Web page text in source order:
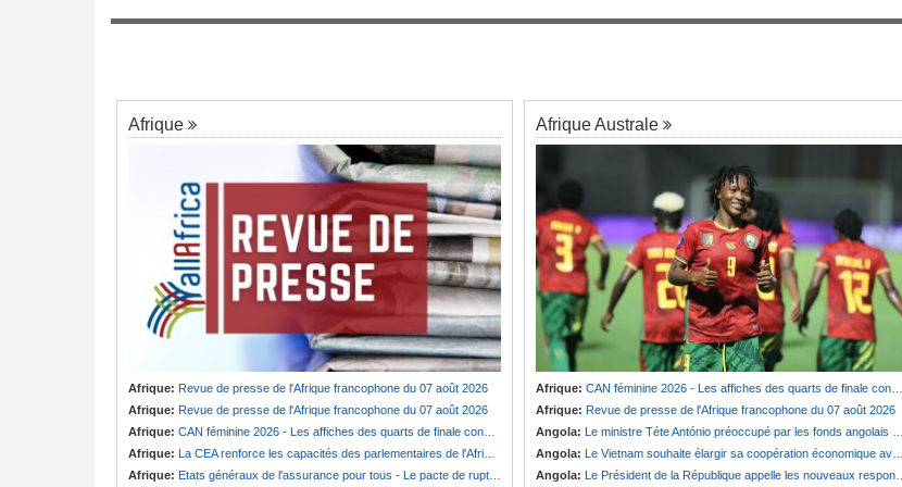
Afrique
Afrique: Revue de presse de l'Afrique francophone du 07 août 2026
Afrique: Revue de presse de l'Afrique francophone du 07 août 2026
Afrique: CAN féminine 2026 - Les affiches des quarts de finale connues
Afrique: La CEA renforce les capacités des parlementaires de l'Afrique de l'Est
Afrique: Etats généraux de l'assurance pour tous - Le pacte de rupture
Afrique Australe
Afrique: CAN féminine 2026 - Les affiches des quarts de finale connues
Afrique: Revue de presse de l'Afrique francophone du 07 août 2026
Angola: Le ministre Téte António préoccupé par les fonds angolais bloqués en Suisse
Angola: Le Vietnam souhaite élargir sa coopération économique avec le pays
Angola: Le Président de la République appelle les nouveaux responsables à renforcer l'action de l'Exécutif
Cameroun:Absence prolongée de Biya - Le
Afrique:Revue de presse de l'Afrique